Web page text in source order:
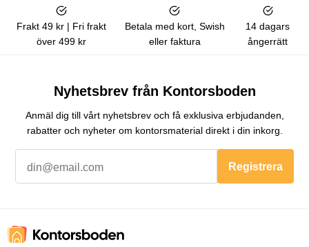
Frakt 49 kr | Fri frakt
över 499 kr
Betala med kort, Swish
eller faktura
14 dagars
ångerrätt
Nyhetsbrev från Kontorsboden
Anmäl dig till vårt nyhetsbrev och få exklusiva erbjudanden,
rabatter och nyheter om kontorsmaterial direkt i din inkorg.
Registrera